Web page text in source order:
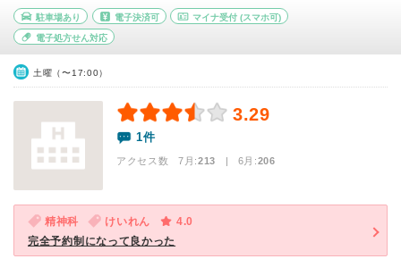
駐車場あり 電子決済可 マイナ受付 (スマホ可)
電子処方せん対応
土曜（〜17:00）
3.29
1件
アクセス数 7月:213 | 6月:206
精神科 けいれん
4.0
完全予約制になって良かった